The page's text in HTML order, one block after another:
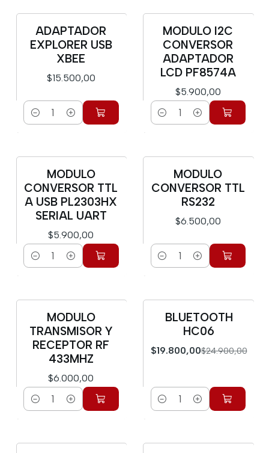
ADAPTADOR
EXPLORER USB
XBEE
$15.500,00
Cantidad
MODULO I2C
CONVERSOR
ADAPTADOR
LCD PF8574A
$5.900,00
Cantidad
MODULO
CONVERSOR TTL
A USB PL2303HX
SERIAL UART
$5.900,00
Cantidad
MODULO
CONVERSOR TTL
RS232
$6.500,00
Cantidad
MODULO
TRANSMISOR Y
RECEPTOR RF
433MHZ
$6.000,00
Cantidad
BLUETOOTH
HC06
$19.800,00$24.900,00
Cantidad